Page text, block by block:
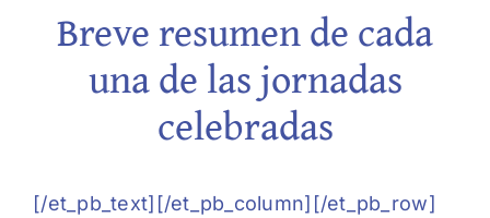
Breve resumen de cada
una de las jornadas
celebradas
[/et_pb_text][/et_pb_column][/et_pb_row]